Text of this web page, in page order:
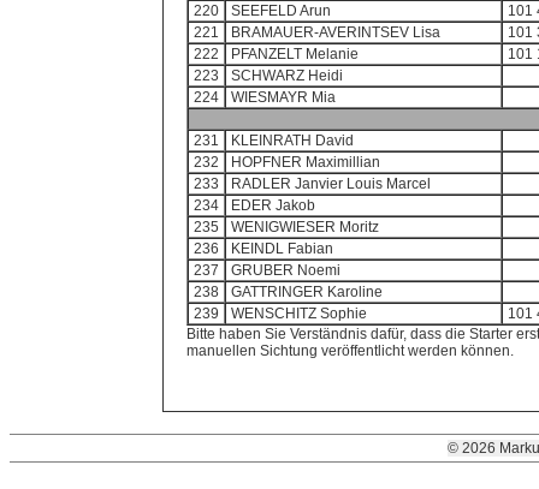
220
SEEFELD Arun
101
221
BRAMAUER-AVERINTSEV Lisa
101
222
PFANZELT Melanie
101
223
SCHWARZ Heidi
224
WIESMAYR Mia
231
KLEINRATH David
232
HOPFNER Maximillian
233
RADLER Janvier Louis Marcel
234
EDER Jakob
235
WENIGWIESER Moritz
236
KEINDL Fabian
237
GRUBER Noemi
238
GATTRINGER Karoline
239
WENSCHITZ Sophie
101
Bitte haben Sie Verständnis dafür, dass die Starter
manuellen Sichtung veröffentlicht werden können.
© 2026